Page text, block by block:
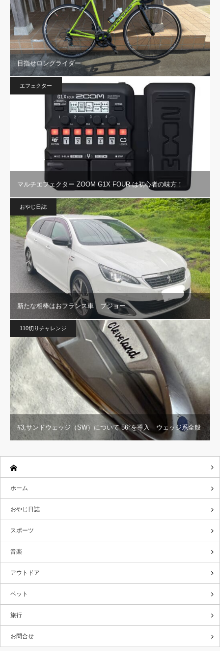
目指せロングライダー
エフェクター
マルチエフェクター ZOOM G1X FOUR は初心者の味方！
おやじ日誌
新たな相棒はおフランス車 プジョー
110切りチャレンジ
#3,サンドウェッジ（SW）について 56°を導入 ウェッジ系全般
ホーム
おやじ日誌
スポーツ
音楽
アウトドア
ペット
旅行
お問合せ